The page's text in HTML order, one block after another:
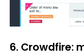
6. Crowdfire: